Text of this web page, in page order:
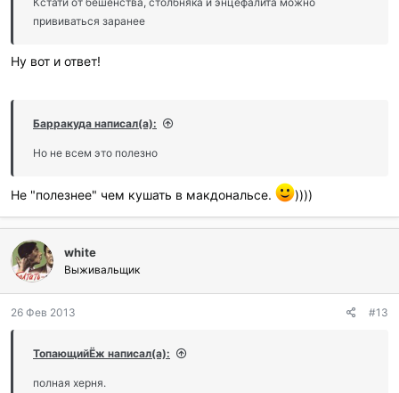
прививаться заранее
Ну вот и ответ!
Барракуда написал(а):
Но не всем это полезно
Не "полезнее" чем кушать в макдональсе. ))))
white
Выживальщик
26 Фев 2013 #13
ТопающийЁж написал(а):
полная херня.